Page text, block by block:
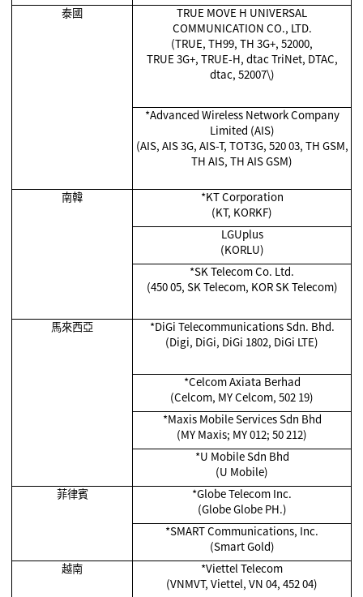
泰國
TRUE MOVE H UNIVERSAL
COMMUNICATION CO., LTD.
(TRUE, TH99, TH 3G+, 52000,
TRUE 3G+, TRUE-H, dtac TriNet, DTAC,
dtac, 52007\)
*Advanced Wireless Network Company
Limited (AIS)
(AIS, AIS 3G, AIS-T, TOT3G, 520 03, TH GSM,
TH AIS, TH AIS GSM)
南韓
*KT Corporation
(KT, KORKF)
LGUplus
(KORLU)
*SK Telecom Co. Ltd.
(450 05, SK Telecom, KOR SK Telecom)
馬來西亞 *DiGi Telecommunications Sdn. Bhd.
(Digi, DiGi, DiGi 1802, DiGi LTE)
*Celcom Axiata Berhad
(Celcom, MY Celcom, 502 19)
*Maxis Mobile Services Sdn Bhd
(MY Maxis; MY 012; 50 212)
*U Mobile Sdn Bhd
(U Mobile)
菲律賓
*Globe Telecom Inc.
(Globe Globe PH.)
*SMART Communications, Inc.
(Smart Gold)
越南
*Viettel Telecom
(VNMVT, Viettel, VN 04, 452 04)